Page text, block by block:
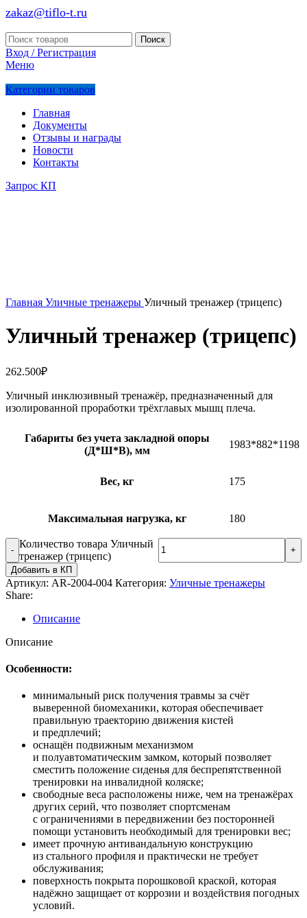
zakaz@tiflo-t.ru
Поиск
Вход / Регистрация
Меню
Категории товаров
Главная
Документы
Отзывы и награды
Новости
Контакты
Запрос КП
Главная Уличные тренажеры Уличный тренажер (трицепс)
Уличный тренажер (трицепс)
262.500₽
Уличный инклюзивный тренажёр, предназначенный для
изолированной проработки трёхглавых мышц плеча.
Габариты без учета закладной опоры
(Д*Ш*В), мм
1983*882*1198
Вес, кг 175
Максимальная нагрузка, кг 180
Количество товара Уличный
тренажер (трицепс)
Добавить в КП
Артикул: AR-2004-004 Категория: Уличные тренажеры
Share:
Описание
Описание
Особенности:
минимальный риск получения травмы за счёт
выверенной биомеханики, которая обеспечивает
правильную траекторию движения кистей
и предплечий;
оснащён подвижным механизмом
и полуавтоматическим замком, который позволяет
сместить положение сиденья для беспрепятственной
тренировки на инвалидной коляске;
свободные веса расположены ниже, чем на тренажёрах
других серий, что позволяет спортсменам
с ограничениями в передвижении без посторонней
помощи установить необходимый для тренировки вес;
имеет прочную антивандальную конструкцию
из стального профиля и практически не требует
обслуживания;
поверхность покрыта порошковой краской, которая
надёжно защищает от коррозии и воздействия погодных
условий.